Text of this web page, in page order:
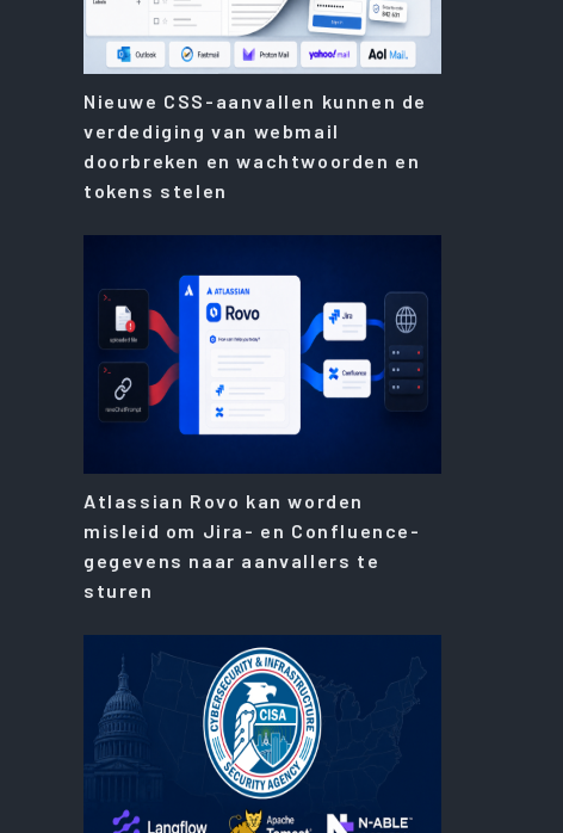
Nieuwe CSS-aanvallen kunnen de
verdediging van webmail
doorbreken en wachtwoorden en
tokens stelen
Atlassian Rovo kan worden
misleid om Jira- en Confluence-
gegevens naar aanvallers te
sturen